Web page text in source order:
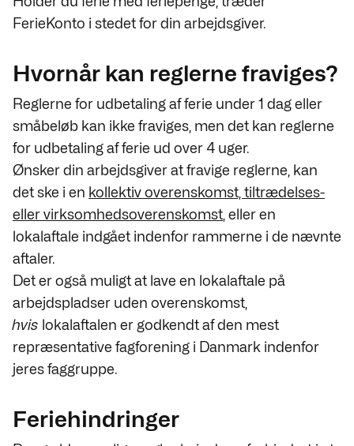
FerieKonto i stedet for din arbejdsgiver.
Hvornår kan reglerne fraviges?
Reglerne for udbetaling af ferie under 1 dag eller
småbeløb kan ikke fraviges, men det kan reglerne
for udbetaling af ferie ud over 4 uger.
Ønsker din arbejdsgiver at fravige reglerne, kan
det ske i en kollektiv overenskomst, tiltrædelses-
eller virksomhedsoverenskomst , eller en
lokalaftale indgået indenfor rammerne i de nævnte
aftaler.
Det er også muligt at lave en lokalaftale på
arbejdspladser uden overenskomst,
hvis lokalaftalen er godkendt af den mest
repræsentative fagforening i Danmark indenfor
jeres faggruppe.
Feriehindringer